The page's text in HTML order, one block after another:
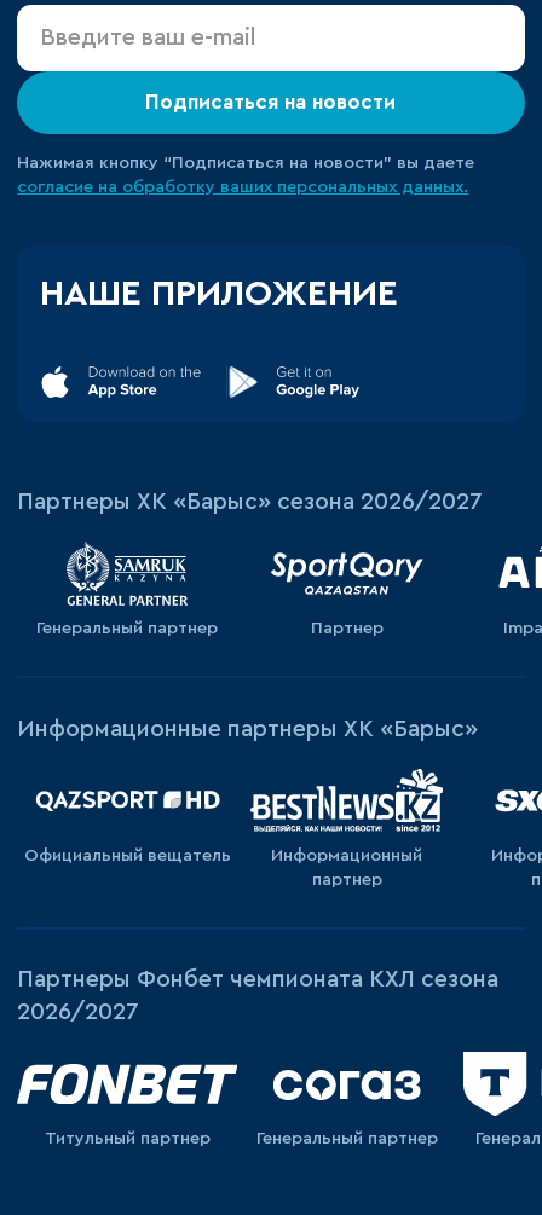
Подписаться на новости
Нажимая кнопку “Подписаться на новости” вы даете
согласие на обработку ваших персональных данных.
НАШЕ ПРИЛОЖЕНИЕ
Партнеры ХК «Барыс» сезона 2026/2027
Генеральный партнер Партнер
Информационные партнеры ХК «Барыс»
Официальный вещатель
Информационный
партнер
Партнеры Фонбет чемпионата КХЛ сезона
2026/2027
Титульный партнер Генеральный партнер